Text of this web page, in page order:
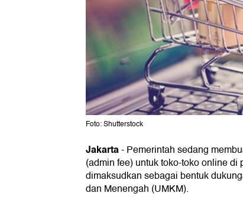
Foto: Shutterstock
Jakarta-Pemerintah sedang
(admin fee) untuk toko-toko online
dimaksudkan sebagai bentuk
dan Menengah (UMKM).